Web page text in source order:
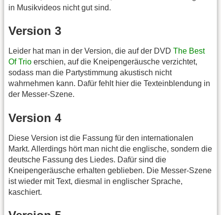
in Musikvideos nicht gut sind.
Version 3
Leider hat man in der Version, die auf der DVD The Best
Of Trio erschien, auf die Kneipengeräusche verzichtet,
sodass man die Partystimmung akustisch nicht
wahrnehmen kann. Dafür fehlt hier die Texteinblendung in
der Messer-Szene.
Version 4
Diese Version ist die Fassung für den internationalen
Markt. Allerdings hört man nicht die englische, sondern die
deutsche Fassung des Liedes. Dafür sind die
Kneipengeräusche erhalten geblieben. Die Messer-Szene
ist wieder mit Text, diesmal in englischer Sprache,
kaschiert.